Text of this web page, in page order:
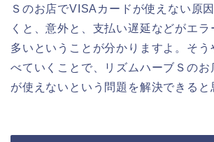
Ｓのお店でVISAカードが使えない原
くと、意外と、支払い遅延などがエラ
多いということが分かりますよ。そう
べていくことで、リズムハーブＳのお
が使えないという問題を解決できると